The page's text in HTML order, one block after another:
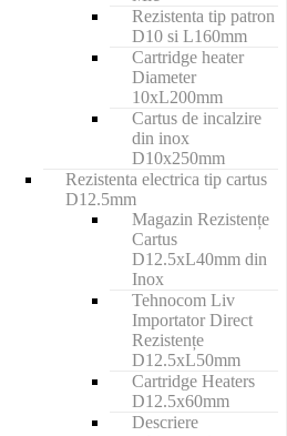
Rezistenta tip patron
D10 si L160mm
Cartridge heater
Diameter
10xL200mm
Cartus de incalzire
din inox
D10x250mm
Rezistenta electrica tip cartus
D12.5mm
Magazin Rezistențe
Cartus
D12.5xL40mm din
Inox
Tehnocom Liv
Importator Direct
Rezistențe
D12.5xL50mm
Cartridge Heaters
D12.5x60mm
Descriere